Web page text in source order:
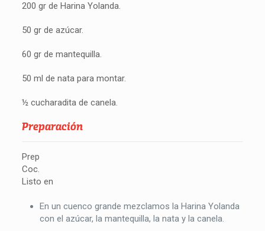
200 gr de Harina Yolanda.
50 gr de azúcar.
60 gr de mantequilla.
50 ml de nata para montar.
½ cucharadita de canela.
Preparación
Prep
Coc.
Listo en
En un cuenco grande mezclamos la Harina Yolanda
con el azúcar, la mantequilla, la nata y la canela.